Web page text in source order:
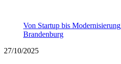
Von Startup bis Modernisierung
Brandenburg
27/10/2025